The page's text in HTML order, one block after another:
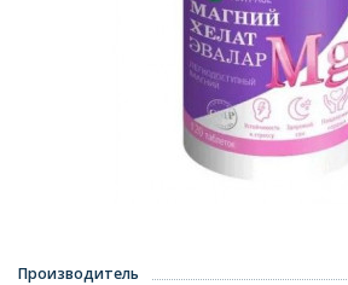
Производитель